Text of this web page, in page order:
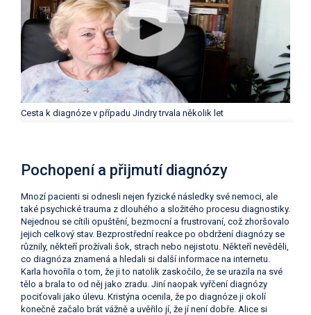
Cesta k diagnóze v případu Jindry trvala několik let
Pochopení a přijmutí diagnózy
Mnozí pacienti si odnesli nejen fyzické následky své nemoci, ale
také psychické trauma z dlouhého a složitého procesu diagnostiky.
Nejednou se cítili opuštění, bezmocní a frustrovaní, což zhoršovalo
jejich celkový stav. Bezprostřední reakce po obdržení diagnózy se
různily, někteří prožívali šok, strach nebo nejistotu. Někteří nevěděli,
co diagnóza znamená a hledali si další informace na internetu.
Karla hovořila o tom, že ji to natolik zaskočilo, že se urazila na své
tělo a brala to od něj jako zradu. Jiní naopak vyřčení diagnózy
pociťovali jako úlevu. Kristýna ocenila, že po diagnóze ji okolí
konečně začalo brát vážně a uvěřilo jí, že jí není dobře. Alice si